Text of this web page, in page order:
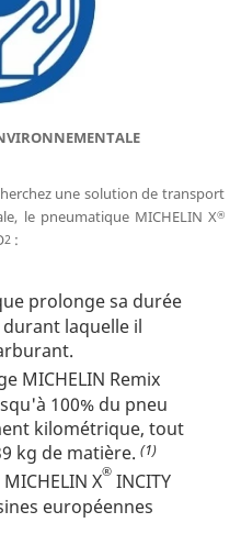
une solution de transport
le pneumatique MICHELIN X®
2 :
prolonge sa durée
laquelle il
MICHELIN Remix
100% du pneu
kilométrique, tout
kg de matière. (1)
X® INCITY
européennes